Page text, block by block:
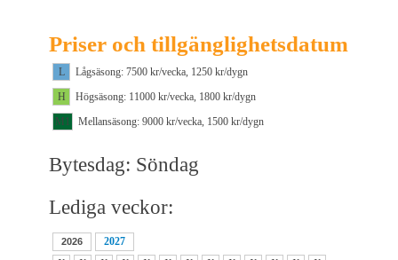
Priser och tillgänglighetsdatum
L
Lågsäsong: 7500 kr/vecka, 1250 kr/dygn
H
Högsäsong: 11000 kr/vecka, 1800 kr/dygn
M1
Mellansäsong: 9000 kr/vecka, 1500 kr/dygn
Bytesdag: Söndag
Lediga veckor:
2026
2027